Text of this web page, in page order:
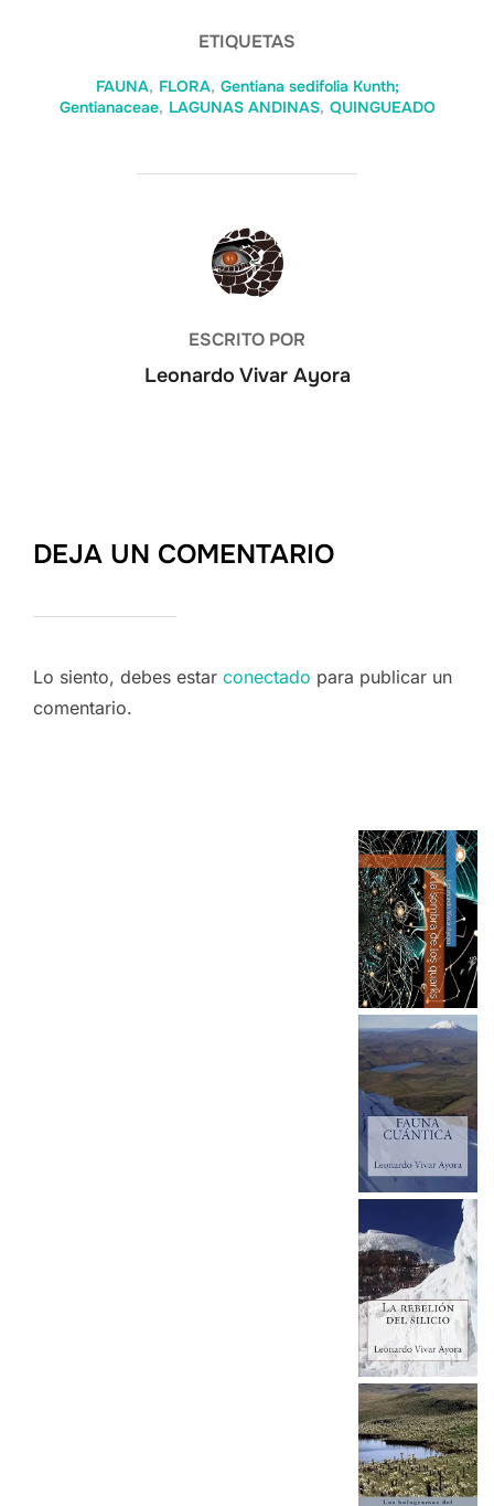
ETIQUETAS
FAUNA, FLORA, Gentiana sedifolia Kunth;
Gentianaceae, LAGUNAS ANDINAS, QUINGUEADO
AUTOR DE LA ENTRADA
ESCRITO POR
Leonardo Vivar Ayora
DEJA UN COMENTARIO
Lo siento, debes estar conectado para publicar un
comentario.